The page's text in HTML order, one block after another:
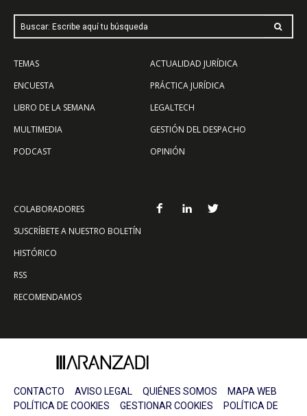
Buscar: Escribe aquí tu búsqueda
TEMAS
ENCUESTA
LIBRO DE LA SEMANA
MULTIMEDIA
PODCAST
ACTUALIDAD JURÍDICA
PRÁCTICA JURÍDICA
LEGALTECH
GESTIÓN DEL DESPACHO
OPINIÓN
COLABORADORES
SUSCRÍBETE A NUESTRO BOLETÍN
HISTÓRICO
RSS
RECOMENDAMOS
CONTACTO AVISO LEGAL QUIÉNES SOMOS
MAPA WEB
POLÍTICA DE COOKIES
GESTIONAR COOKIES
POLÍTICA DE